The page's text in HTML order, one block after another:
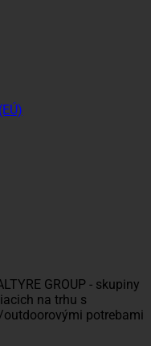
GROUP - skupiny
na trhu s
potrebami